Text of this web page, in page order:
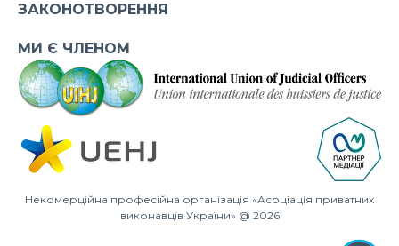
ЗАКОНОТВОРЕННЯ
МИ Є ЧЛЕНОМ
Некомерційна професійна організація «Асоціація приватних
виконавців України» @ 2026